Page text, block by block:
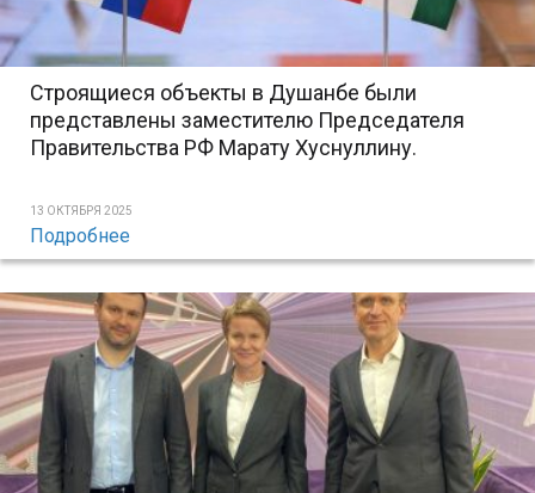
Строящиеся объекты в Душанбе были
представлены заместителю Председателя
Правительства РФ Марату Хуснуллину.
13 ОКТЯБРЯ 2025
Подробнее